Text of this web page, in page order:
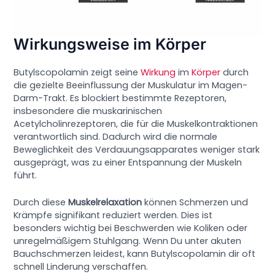
Wirkungsweise im Körper
Butylscopolamin zeigt seineWirkung imKörper durch
die gezielte Beeinflussung der Muskulatur im Magen-
Darm-Trakt. Es blockiert bestimmte Rezeptoren,
insbesondere die muskarinischen
Acetylcholinrezeptoren, die für die Muskelkontraktionen
verantwortlich sind. Dadurch wird die normale
Beweglichkeit des Verdauungsapparates weniger stark
ausgeprägt, was zu einer Entspannung der Muskeln
führt.
Durch dieseMuskelrelaxation können Schmerzen und
Krämpfe signifikant reduziert werden. Dies ist
besonders wichtig bei Beschwerden wie Koliken oder
unregelmäßigem Stuhlgang. Wenn Du unter akuten
Bauchschmerzen leidest, kann Butylscopolamin dir oft
schnell Linderung verschaffen.